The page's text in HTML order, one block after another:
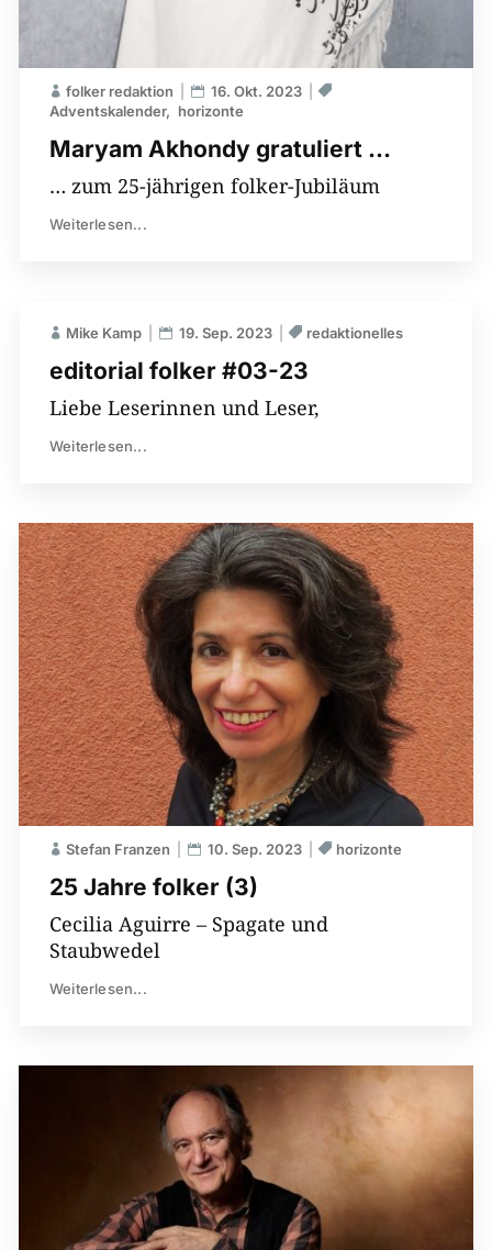
Maryam Akhondy gratuliert …
folker redaktion
16. Okt. 2023
Adventskalender
horizonte
… zum 25-jährigen folker-Jubiläum
Weiterlesen...
editorial folker #03-23
Mike Kamp 19. Sep. 2023 redaktionelles
Liebe Leserinnen und Leser,
Weiterlesen...
25 Jahre folker (3)
Stefan Franzen 10. Sep. 2023 horizonte
Cecilia Aguirre – Spagate und
Staubwedel
Weiterlesen...